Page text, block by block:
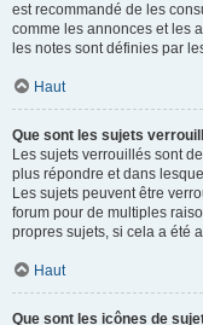
est recommandé de les
comme les annonces et les
les notes sont définies par
Haut
Que sont les sujets
Les sujets verrouillés sont
plus répondre et dans
Les sujets peuvent être
forum pour de multiples
propres sujets, si cela a été
Haut
Que sont les icônes de